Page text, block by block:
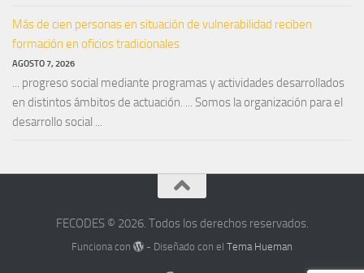
Más de cien personas en situación de vulnerabilidad reciben
formación en oficios tradicionales
AGOSTO 7, 2026
... progreso social mediante programas y actividades desarrollados
en distintos ámbitos de actuación. ... Somos la organización para el
desarrollo social ...
FECODES © 2026. Todos los derechos reservados.
Funciona con - Diseñado con elTema Hueman